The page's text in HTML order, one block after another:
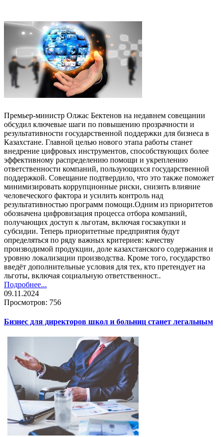
Премьер-министр Олжас Бектенов на недавнем совещании
обсудил ключевые шаги по повышению прозрачности и
результативности государственной поддержки для бизнеса в
Казахстане. Главной целью нового этапа работы станет
внедрение цифровых инструментов, способствующих более
эффективному распределению помощи и укреплению
ответственности компаний, пользующихся государственной
поддержкой. Совещание подтвердило, что это также поможет
минимизировать коррупционные риски, снизить влияние
человеческого фактора и усилить контроль над
результативностью программ помощи.Одним из приоритетов
обозначена цифровизация процесса отбора компаний,
получающих доступ к льготам, включая госзакупки и
субсидии. Теперь приоритетные предприятия будут
определяться по ряду важных критериев: качеству
производимой продукции, доле казахстанского содержания и
уровню локализации производства. Кроме того, государство
введёт дополнительные условия для тех, кто претендует на
льготы, включая социальную ответственност..
Подробнее...
09.11.2024
Просмотров: 756
Бизнес для директоров школ и больниц станет легальным